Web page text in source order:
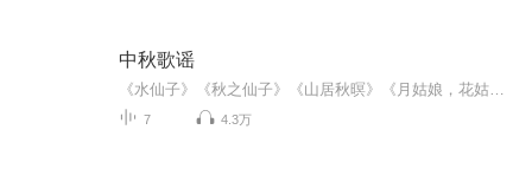
中秋歌谣
7 4.3万